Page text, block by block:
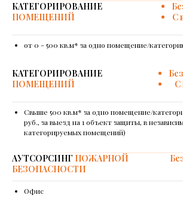
КАТЕГОРИРОВАНИЕ
ПОМЕЩЕНИЙ
С
от 0 - 500 кв.м* за одно помещение/
КАТЕГОРИРОВАНИЕ
ПОМЕЩЕНИЙ
С
Свыше 500 кв.м* за одно помещение/
руб., за выезд на 1 объект защиты, в
категорируемых помещений)
АУТСОРСИНГ ПОЖАРНОЙ
БЕЗОПАСНОСТИ
Офис